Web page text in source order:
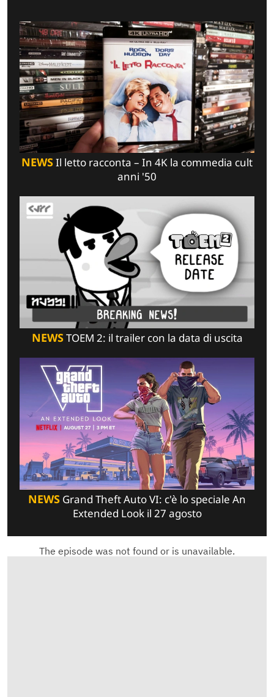
NEWSIl letto racconta – In 4K la commedia cult
anni '50
NEWSTOEM 2: il trailer con la data di uscita
NEWS Grand Theft Auto VI: c'è lo speciale An
Extended Look il 27 agosto